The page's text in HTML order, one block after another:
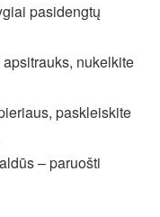
pasidengtų
nukelkite
paskleiskite
– paruošti